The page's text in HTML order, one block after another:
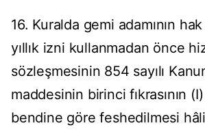
16. Kuralda gemi adamının
yıllık izni kullanmadan önce
sözleşmesinin 854 sayılı
maddesinin birinci fıkrasının
bendine göre feshedilmesi